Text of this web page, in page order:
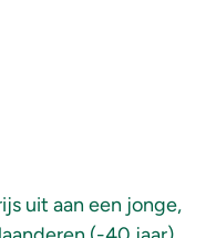
uit aan een jonge,